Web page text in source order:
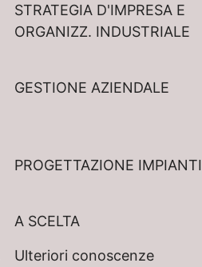
STRATEGIA D'IMPRESA E
ORGANIZZ. INDUSTRIALE
GESTIONE AZIENDALE
PROGETTAZIONE IMPIANTI
A SCELTA
Ulteriori conoscenze